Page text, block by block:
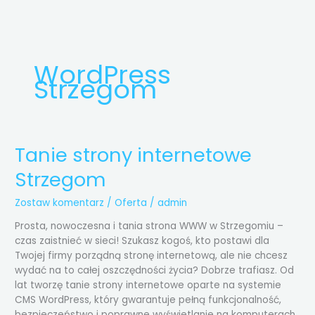
WordPress
Strzegom
Tanie strony internetowe
Strzegom
Zostaw komentarz /Oferta /admin
Prosta, nowoczesna i tania strona WWW w Strzegomiu –
czas zaistnieć w sieci! Szukasz kogoś, kto postawi dla
Twojej firmy porządną stronę internetową, ale nie chcesz
wydać na to całej oszczędności życia? Dobrze trafiasz. Od
lat tworzę tanie strony internetowe oparte na systemie
CMS WordPress, który gwarantuje pełną funkcjonalność,
Tanie
strony
internetowe